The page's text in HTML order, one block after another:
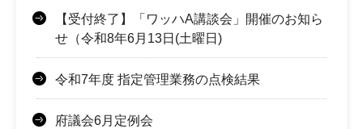
【受付終了】「ワッハA講談会」開催のお知ら
せ（令和8年6月13日(土曜日)
令和7年度 指定管理業務の点検結果
府議会6月定例会